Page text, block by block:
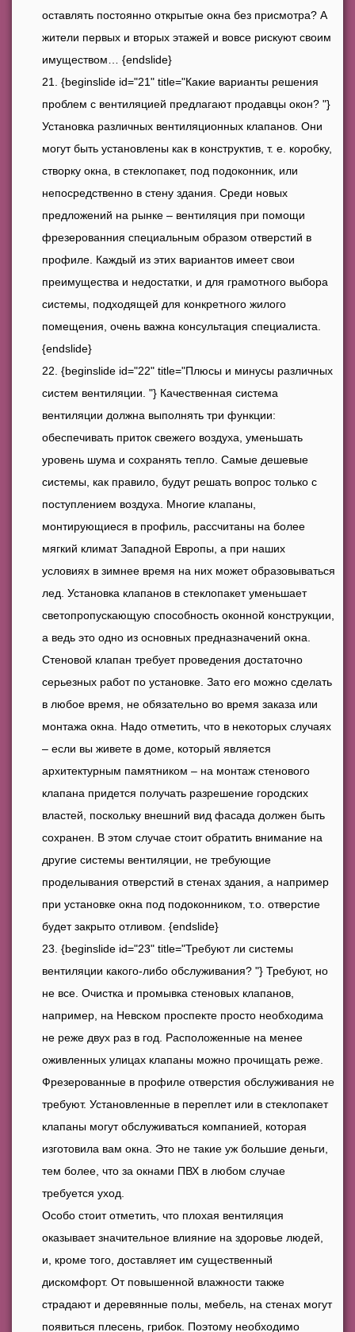
оставлять постоянно открытые окна без присмотра? А
жители первых и вторых этажей и вовсе рискуют своим
имуществом… {endslide}
{beginslide id="21" title="Какие варианты решения
проблем с вентиляцией предлагают продавцы окон? "}
Установка различных вентиляционных клапанов. Они
могут быть установлены как в конструктив, т. е. коробку,
створку окна, в стеклопакет, под подоконник, или
непосредственно в стену здания. Среди новых
предложений на рынке – вентиляция при помощи
фрезерованния специальным образом отверстий в
профиле. Каждый из этих вариантов имеет свои
преимущества и недостатки, и для грамотного выбора
системы, подходящей для конкретного жилого
помещения, очень важна консультация специалиста.
{endslide}
{beginslide id="22" title="Плюсы и минусы различных
систем вентиляции. "} Качественная система
вентиляции должна выполнять три функции:
обеспечивать приток свежего воздуха, уменьшать
уровень шума и сохранять тепло. Самые дешевые
системы, как правило, будут решать вопрос только с
поступлением воздуха. Многие клапаны,
монтирующиеся в профиль, рассчитаны на более
мягкий климат Западной Европы, а при наших
условиях в зимнее время на них может образовываться
лед. Установка клапанов в стеклопакет уменьшает
светопропускающую способность оконной конструкции,
а ведь это одно из основных предназначений окна.
Стеновой клапан требует проведения достаточно
серьезных работ по установке. Зато его можно сделать
в любое время, не обязательно во время заказа или
монтажа окна. Надо отметить, что в некоторых случаях
– если вы живете в доме, который является
архитектурным памятником – на монтаж стенового
клапана придется получать разрешение городских
властей, поскольку внешний вид фасада должен быть
сохранен. В этом случае стоит обратить внимание на
другие системы вентиляции, не требующие
проделывания отверстий в стенах здания, а например
при установке окна под подоконником, т.о. отверстие
будет закрыто отливом. {endslide}
{beginslide id="23" title="Требуют ли системы
вентиляции какого-либо обслуживания? "} Требуют, но
не все. Очистка и промывка стеновых клапанов,
например, на Невском проспекте просто необходима
не реже двух раз в год. Расположенные на менее
оживленных улицах клапаны можно прочищать реже.
Фрезерованные в профиле отверстия обслуживания не
требуют. Установленные в переплет или в стеклопакет
клапаны могут обслуживаться компанией, которая
изготовила вам окна. Это не такие уж большие деньги,
тем более, что за окнами ПВХ в любом случае
требуется уход.
Особо стоит отметить, что плохая вентиляция
оказывает значительное влияние на здоровье людей,
и, кроме того, доставляет им существенный
дискомфорт. От повышенной влажности также
страдают и деревянные полы, мебель, на стенах могут
появиться плесень, грибок. Поэтому необходимо